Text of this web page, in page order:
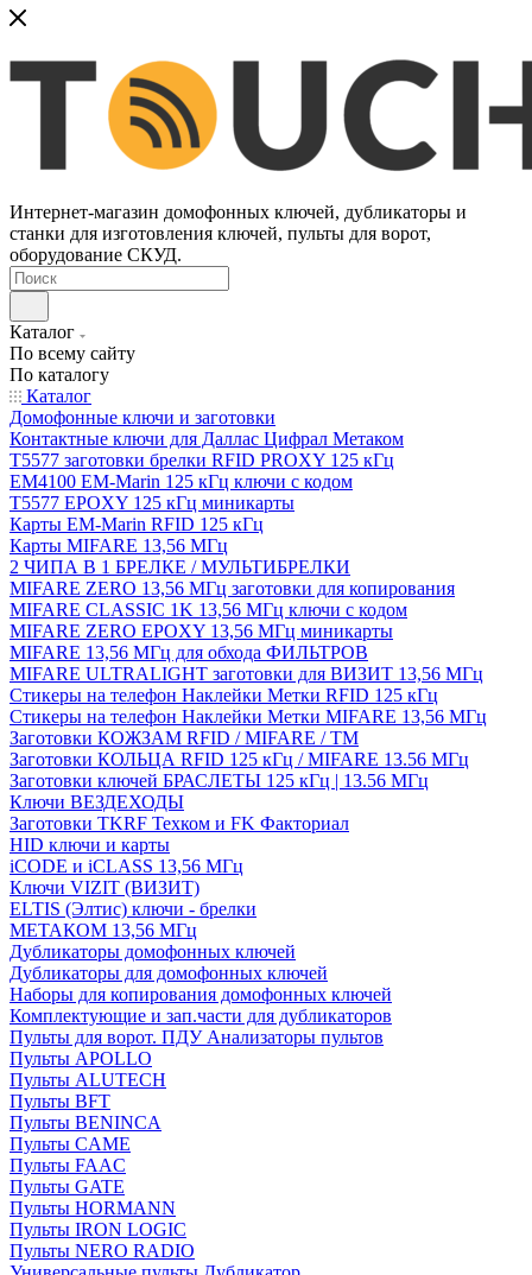
Интернет-магазин домофонных ключей, дубликаторы и
станки для изготовления ключей, пульты для ворот,
оборудование СКУД.
Каталог
По всему сайту
По каталогу
Каталог
Домофонные ключи и заготовки
Контактные ключи для Даллас Цифрал Метаком
T5577 заготовки брелки RFID PROXY 125 кГц
EM4100 EM-Marin 125 кГц ключи с кодом
T5577 EPOXY 125 кГц миникарты
Карты EM-Marin RFID 125 кГц
Карты MIFARE 13,56 МГц
2 ЧИПА В 1 БРЕЛКЕ / МУЛЬТИБРЕЛКИ
MIFARE ZERO 13,56 МГц заготовки для копирования
MIFARE CLASSIC 1K 13,56 МГц ключи с кодом
MIFARE ZERO EPOXY 13,56 МГц миникарты
MIFARE 13,56 МГц для обхода ФИЛЬТРОВ
MIFARE ULTRALIGHT заготовки для ВИЗИТ 13,56 МГц
Стикеры на телефон Наклейки Метки RFID 125 кГц
Стикеры на телефон Наклейки Метки MIFARE 13,56 МГц
Заготовки КОЖЗАМ RFID / MIFARE / TM
Заготовки КОЛЬЦА RFID 125 кГц / MIFARE 13.56 МГц
Заготовки ключей БРАСЛЕТЫ 125 кГц | 13.56 МГц
Ключи ВЕЗДЕХОДЫ
Заготовки TKRF Техком и FK Факториал
HID ключи и карты
iCODE и iCLASS 13,56 МГц
Ключи VIZIT (ВИЗИТ)
ELTIS (Элтис) ключи - брелки
МЕТАКОМ 13,56 МГц
Дубликаторы домофонных ключей
Дубликаторы для домофонных ключей
Наборы для копирования домофонных ключей
Комплектующие и зап.части для дубликаторов
Пульты для ворот. ПДУ Анализаторы пультов
Пульты APOLLO
Пульты ALUTECH
Пульты BFT
Пульты BENINCA
Пульты CAME
Пульты FAAC
Пульты GATE
Пульты HORMANN
Пульты IRON LOGIC
Пульты NERO RADIO